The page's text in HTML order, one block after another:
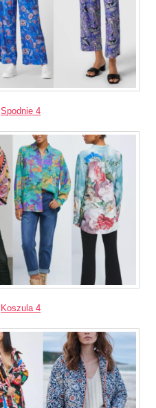
Spodnie 4
Koszula 4